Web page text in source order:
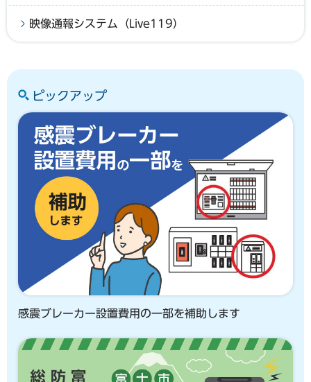
映像通報システム（Live119）
ピックアップ
感震ブレーカー設置費用の一部を補助します